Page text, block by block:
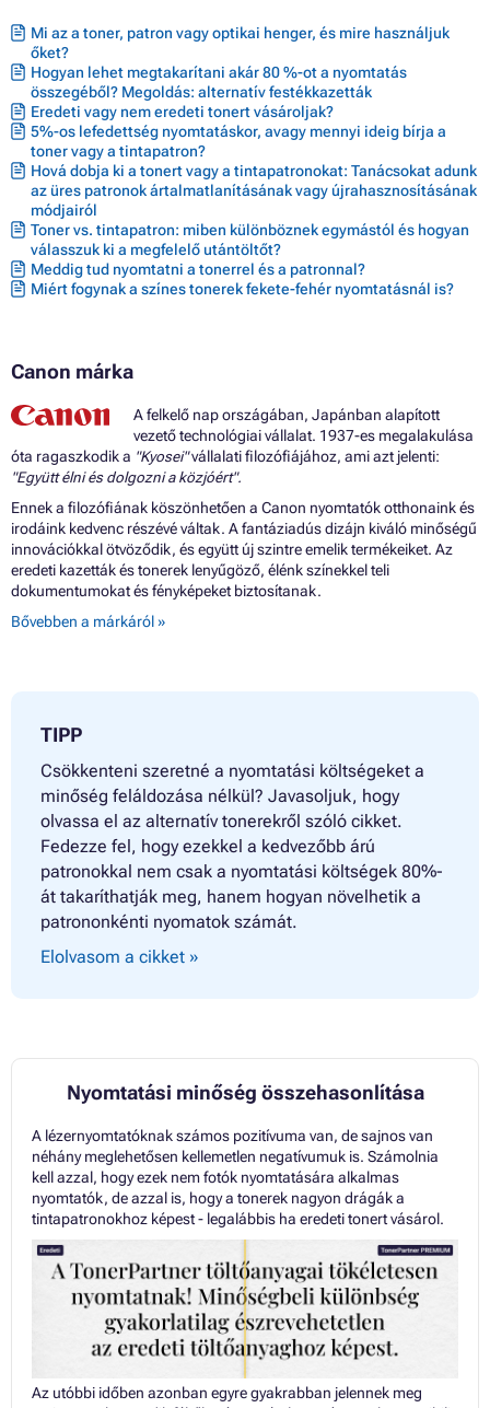
Mi az a toner, patron vagy optikai henger, és mire használjuk
őket?
Hogyan lehet megtakarítani akár 80 %-ot a nyomtatás
összegéből? Megoldás: alternatív festékkazetták
Eredeti vagy nem eredeti tonert vásároljak?
5%-os lefedettség nyomtatáskor, avagy mennyi ideig bírja a
toner vagy a tintapatron?
Hová dobja ki a tonert vagy a tintapatronokat: Tanácsokat adunk
az üres patronok ártalmatlanításának vagy újrahasznosításának
módjairól
Toner vs. tintapatron: miben különböznek egymástól és hogyan
válasszuk ki a megfelelő utántöltőt?
Meddig tud nyomtatni a tonerrel és a patronnal?
Miért fogynak a színes tonerek fekete-fehér nyomtatásnál is?
Canon márka
A felkelő nap országában, Japánban alapított
vezető technológiai vállalat. 1937-es megalakulása
óta ragaszkodik a "Kyosei"vállalati filozófiájához, ami azt jelenti:
"Együtt élni és dolgozni a közjóért".
Ennek a filozófiának köszönhetően a Canon nyomtatók otthonaink és
irodáink kedvenc részévé váltak. A fantáziadús dizájn kiváló minőségű
innovációkkal ötvöződik, és együtt új szintre emelik termékeiket. Az
eredeti kazetták és tonerek lenyűgöző, élénk színekkel teli
dokumentumokat és fényképeket biztosítanak.
Bővebben a márkáról »
TIPP
Csökkenteni szeretné a nyomtatási költségeket a
minőség feláldozása nélkül? Javasoljuk, hogy
olvassa el az alternatív tonerekről szóló cikket.
Fedezze fel, hogy ezekkel a kedvezőbb árú
patronokkal nem csak a nyomtatási költségek 80%-
át takaríthatják meg, hanem hogyan növelhetik a
patrononkénti nyomatok számát.
Elolvasom a cikket »
Nyomtatási minőség összehasonlítása
A lézernyomtatóknak számos pozitívuma van, de sajnos van
néhány meglehetősen kellemetlen negatívumuk is. Számolnia
kell azzal, hogy ezek nem fotók nyomtatására alkalmas
nyomtatók, de azzal is, hogy a tonerek nagyon drágák a
tintapatronokhoz képest - legalábbis ha eredeti tonert vásárol.
Az utóbbi időben azonban egyre gyakrabban jelennek meg